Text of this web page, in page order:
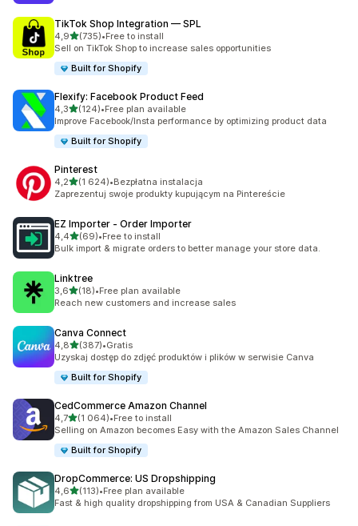
TikTok Shop Integration — SPL
4,9na 5 gwiazdek
(735)
Łączna liczba recenzji: 735
•Free to install
Sell on TikTok Shop to increase sales opportunities
Built for Shopify
Flexify: Facebook Product Feed
4,3na 5 gwiazdek
(124)
Łączna liczba recenzji: 124
•Free plan available
Improve Facebook/Insta performance by optimizing product data
Built for Shopify
Pinterest
4,2na 5 gwiazdek
(1 624)
Łączna liczba recenzji: 1624
•Bezpłatna instalacja
Zaprezentuj swoje produkty kupującym na Pintereście
EZ Importer ‑ Order Importer
4,4na 5 gwiazdek
(69)
Łączna liczba recenzji: 69
•Free to install
Bulk import & migrate orders to better manage your store data.
Linktree
3,6na 5 gwiazdek
(18)
Łączna liczba recenzji: 18
•Free plan available
Reach new customers and increase sales
Canva Connect
4,8na 5 gwiazdek
(387)
Łączna liczba recenzji: 387
•Gratis
Uzyskaj dostęp do zdjęć produktów i plików w serwisie Canva
Built for Shopify
CedCommerce Amazon Channel
4,7na 5 gwiazdek
(1 064)
Łączna liczba recenzji: 1064
•Free to install
Selling on Amazon becomes Easy with the Amazon Sales Channel
Built for Shopify
DropCommerce: US Dropshipping
4,6na 5 gwiazdek
(113)
Łączna liczba recenzji: 113
•Free plan available
Fast & high quality dropshipping from USA & Canadian Suppliers